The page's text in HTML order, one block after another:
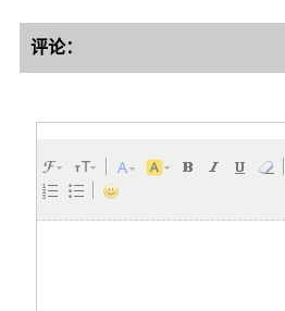
评论：